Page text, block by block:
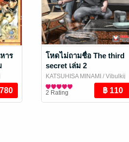
าร
โหดไม่ถามชื่อ The third
secret เล่ม 2
KATSUHISA MINAMI / Vibulkij
Publishing
การ์ตูนทั่วไป
2 Rating